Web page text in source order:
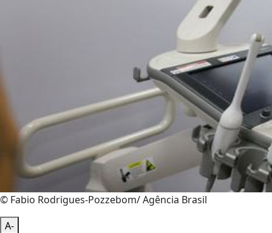
© Fabio Rodrigues-Pozzebom/ Agência Brasil
A-